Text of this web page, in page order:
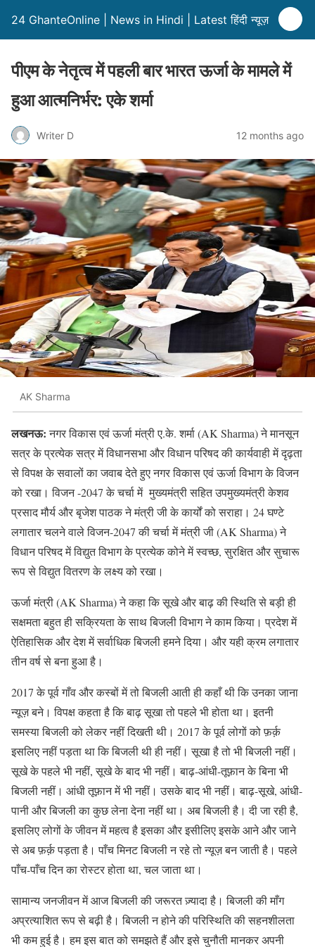
24 GhanteOnline | News in Hindi | Latest हिंदी न्यूज़
पीएम के नेतृत्व में पहली बार भारत ऊर्जा के मामले में
हुआ आत्मनिर्भर: एके शर्मा
Writer D 12 months ago
AK Sharma
लखनऊ:नगर विकास एवं ऊर्जा मंत्री ए.के. शर्मा (AK Sharma) ने मानसून
सत्र के प्रत्येक सत्र में विधानसभा और विधान परिषद की कार्यवाही में दृढ़ता
से विपक्ष के सवालों का जवाब देते हुए नगर विकास एवं ऊर्जा विभाग के विजन
को रखा। विजन -2047 के चर्चा में मुख्यमंत्री सहित उपमुख्यमंत्री केशव
प्रसाद मौर्य और बृजेश पाठक ने मंत्री जी के कार्यों को सराहा। 24 घण्टे
लगातार चलने वाले विजन-2047 की चर्चा में मंत्री जी (AK Sharma) ने
विधान परिषद में विद्युत विभाग के प्रत्येक कोने में स्वच्छ, सुरक्षित और सुचारू
रूप से विद्युत वितरण के लक्ष्य को रखा।
ऊर्जा मंत्री (AK Sharma) ने कहा कि सूखे और बाढ़ की स्थिति से बड़ी ही
सक्षमता बहुत ही सक्रियता के साथ बिजली विभाग ने काम किया। प्रदेश में
ऐतिहासिक और देश में सर्वाधिक बिजली हमने दिया। और यही क्रम लगातार
तीन वर्ष से बना हुआ है।
2017 के पूर्व गाँव और कस्बों में तो बिजली आती ही कहाँ थी कि उनका जाना
न्यूज़ बने। विपक्ष कहता है कि बाढ़ सूखा तो पहले भी होता था। इतनी
समस्या बिजली को लेकर नहीं दिखती थी। 2017 के पूर्व लोगों को फ़र्क़
इसलिए नहीं पड़ता था कि बिजली थी ही नहीं। सूखा है तो भी बिजली नहीं।
सूखे के पहले भी नहीं, सूखे के बाद भी नहीं। बाढ़-आंधी-तूफ़ान के बिना भी
बिजली नहीं। आंधी तूफ़ान में भी नहीं। उसके बाद भी नहीं। बाढ़-सूखे, आंधी-
पानी और बिजली का कुछ लेना देना नहीं था। अब बिजली है। दी जा रही है,
इसलिए लोगों के जीवन में महत्व है इसका और इसीलिए इसके आने और जाने
से अब फ़र्क़ पड़ता है। पाँच मिनट बिजली न रहे तो न्यूज़ बन जाती है। पहले
पाँच-पाँच दिन का रोस्टर होता था, चल जाता था।
सामान्य जनजीवन में आज बिजली की जरूरत ज़्यादा है। बिजली की माँग
अप्रत्याशित रूप से बढ़ी है। बिजली न होने की परिस्थिति की सहनशीलता
भी कम हुई है। हम इस बात को समझते हैं और इसे चुनौती मानकर अपनी